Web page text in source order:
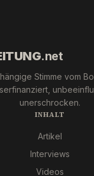
.net
Stimme vom
unerschrocken.
INHALT
Artikel
Interviews
Videos